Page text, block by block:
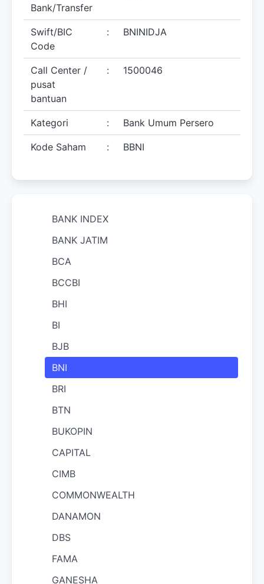
Bank/Transfer
Swift/BIC
Code
: BNINIDJA
Call Center /
pusat
bantuan
: 1500046
Kategori : Bank Umum Persero
Kode Saham : BBNI
BANK INDEX
BANK JATIM
BCA
BCCBI
BHI
BI
BJB
BNI
BRI
BTN
BUKOPIN
CAPITAL
CIMB
COMMONWEALTH
DANAMON
DBS
FAMA
GANESHA